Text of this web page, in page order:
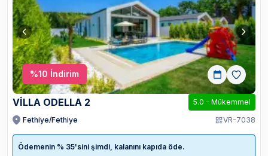
%10 İndirim
VİLLA ODELLA 2 5.0 - Mükemmel
Fethiye/Fethiye
VR-7038
Ödemenin % 35'sini şimdi, kalanını kapıda öde.